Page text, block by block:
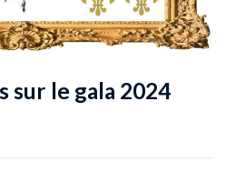
sur le gala 2024